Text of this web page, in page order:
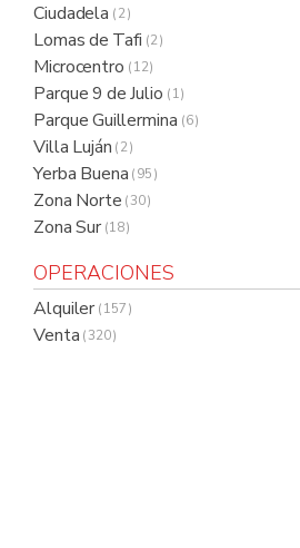
Ciudadela ( 2 )
Lomas de Tafi ( 2 )
Microcentro ( 12 )
Parque 9 de Julio ( 1 )
Parque Guillermina ( 6 )
Villa Luján ( 2 )
Yerba Buena ( 95 )
Zona Norte ( 30 )
Zona Sur ( 18 )
OPERACIONES
Alquiler ( 157 )
Venta ( 320 )